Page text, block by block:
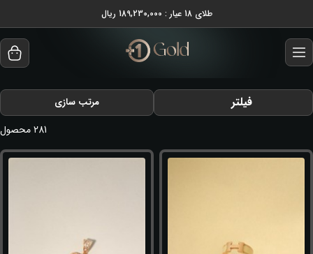
طلای 18 عیار : 189,230,000 ریال
فیلتر مرتب سازی
281محصول